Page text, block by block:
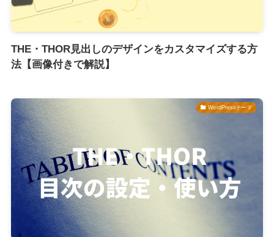
THE・THOR見出しのデザインをカスタマイズする方
法【画像付きで解説】
WordPressテーマ